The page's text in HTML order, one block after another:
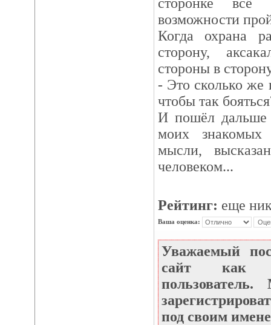
возможности
Когда охрана
сторону,
стороны в
- Это сколько же
чтобы так
И пошёл дальше
моих
мысли,
человеком...
Рейтинг: еще
Ваша оценка:
Уважаемый
сайт как
под своим